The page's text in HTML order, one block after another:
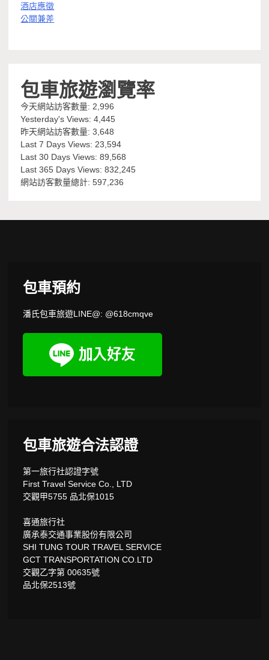
酒店應徵
公關兼差
包車旅遊瀏覽率
今天網站訪客數量: 2,996
Yesterday's Views:4,445
昨天網站訪客數量:3,648
Last 7 Days Views: 23,594
Last 30 Days Views:89,568
Last 365 Days Views:832,245
網站訪客數量總計:597,236
包車預約
潘氏包車旅遊LINE@: @618cmqve
包車旅遊合法認證
第一旅行社認證字號
First Travel Service Co., LTD
交觀甲5755 品北保1015
喜通旅行社
廣承泰交通事業股份有限公司
SHI TUNG TOUR TRAVEL SERVICE
GCT TRANSPORTATION CO.LTD
交觀乙字第 00635號
品北保2513號